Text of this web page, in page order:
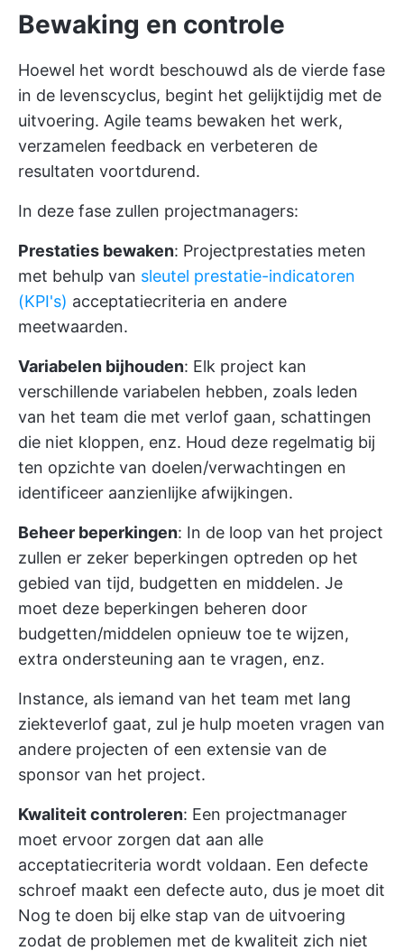
Bewaking en controle
Hoewel het wordt beschouwd als de vierde fase
in de levenscyclus, begint het gelijktijdig met de
uitvoering. Agile teams bewaken het werk,
verzamelen feedback en verbeteren de
resultaten voortdurend.
In deze fase zullen projectmanagers:
Prestaties bewaken: Projectprestaties meten
met behulp van sleutel prestatie-indicatoren
(KPI's) acceptatiecriteria en andere
meetwaarden.
Variabelen bijhouden: Elk project kan
verschillende variabelen hebben, zoals leden
van het team die met verlof gaan, schattingen
die niet kloppen, enz. Houd deze regelmatig bij
ten opzichte van doelen/verwachtingen en
identificeer aanzienlijke afwijkingen.
Beheer beperkingen: In de loop van het project
zullen er zeker beperkingen optreden op het
gebied van tijd, budgetten en middelen. Je
moet deze beperkingen beheren door
budgetten/middelen opnieuw toe te wijzen,
extra ondersteuning aan te vragen, enz.
Instance, als iemand van het team met lang
ziekteverlof gaat, zul je hulp moeten vragen van
andere projecten of een extensie van de
sponsor van het project.
Kwaliteit controleren: Een projectmanager
moet ervoor zorgen dat aan alle
acceptatiecriteria wordt voldaan. Een defecte
schroef maakt een defecte auto, dus je moet dit
Nog te doen bij elke stap van de uitvoering
zodat de problemen met de kwaliteit zich niet